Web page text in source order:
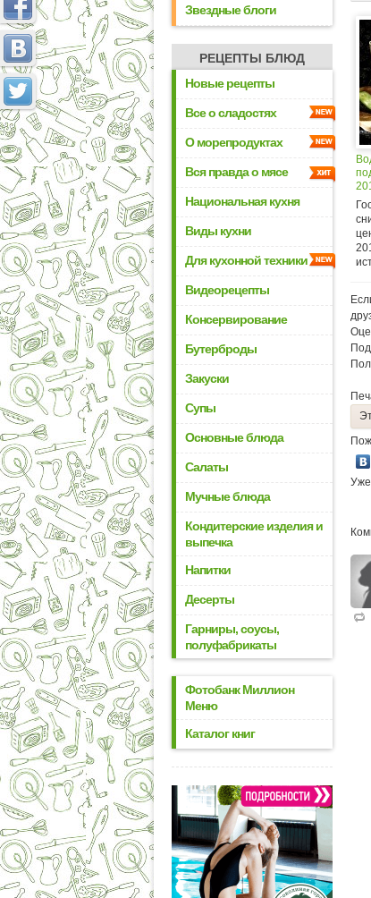
Звездные блоги
РЕЦЕПТЫ БЛЮД
Новые рецепты
Все о сладостях
О морепродуктах
Вся правда о мясе
Национальная кухня
Виды кухни
Для кухонной техники
Видеорецепты
Консервирование
Бутерброды
Закуски
Супы
Основные блюда
Салаты
Мучные блюда
Кондитерские изделия и
выпечка
Напитки
Десерты
Гарниры, соусы,
полуфабрикаты
Фотобанк Миллион
Меню
Каталог книг